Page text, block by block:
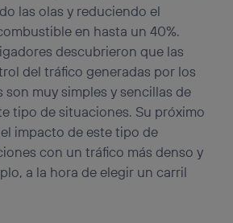
las olas y reduciendo el
en hasta un 40%.
descubrieron que las
del tráfico generadas por los
muy simples y sencillas de
tipo de situaciones. Su próximo
impacto de este tipo de
con un tráfico más denso y
a la hora de elegir un carril